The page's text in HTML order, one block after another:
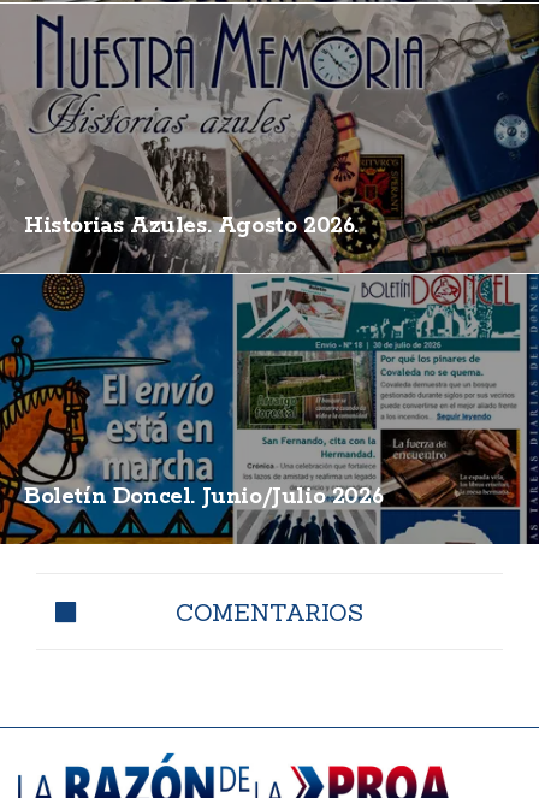
Historias Azules. Agosto 2026.
Boletín Doncel. Junio/Julio 2026
COMENTARIOS